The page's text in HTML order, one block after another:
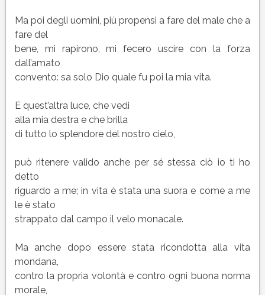
Ma poi degli uomini, più propensi a fare del male che a
fare del
bene, mi rapirono, mi fecero uscire con la forza
dall’amato
convento: sa solo Dio quale fu poi la mia vita.
E quest’altra luce, che vedi
alla mia destra e che brilla
di tutto lo splendore del nostro cielo,
può ritenere valido anche per sé stessa ciò io ti ho
detto
riguardo a me; in vita è stata una suora e come a me
le è stato
strappato dal campo il velo monacale.
Ma anche dopo essere stata ricondotta alla vita
mondana,
contro la propria volontà e contro ogni buona norma
morale,